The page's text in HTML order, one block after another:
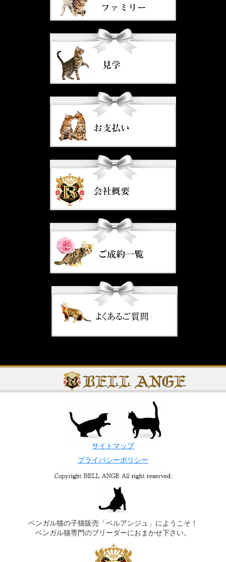
サイトマップ
プライバシーポリシー
ベンガル猫の子猫販売「ベルアンジュ」にようこそ！
ベンガル猫専門のブリーダーにおまかせ下さい。